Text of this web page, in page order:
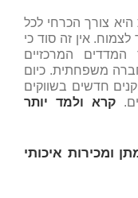
היא צורך הכרחי לכל
אין זה סוד כי
המרכזיים
משפחתית. כיום
חדשים בשווקים
קרא ולמד יותר
ומכירות איכותי